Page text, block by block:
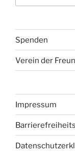
Spenden
Verein der
Impressum